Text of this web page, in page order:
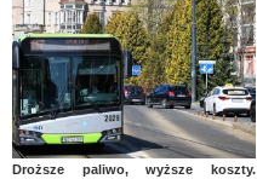
Droższe paliwo, wyższe koszty.